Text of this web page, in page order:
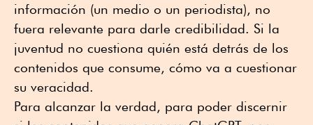
información (un medio o un periodista), no
fuera relevante para darle credibilidad. Si la
juventud no cuestiona quién está detrás de los
contenidos que consume, cómo va a cuestionar
su veracidad.
Para alcanzar la verdad, para poder discernir